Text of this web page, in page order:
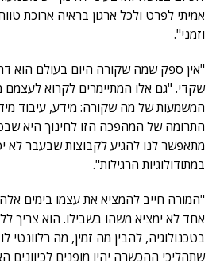
אמיתי לפרט ולכל ארגון בראיה ארוכת
וזמני".
"אין ספק שמה שקורה היום בעולם הוא
שקדי. "גם אלו המתיימרים לקרוא לעצמם
המשמעות של מה שקורה: מידע, עיבוד
התרומה של המהפכה הזו לחינוך היא
מתאפשר לנו להגיע לקבוצות שבעבר לא
במתודולוגיות הרגילות".
"המורה חייב להמציא את עצמו בימים
אחד לא ימציא משהו בשבילו. הוא צריך
בטכנולוגיה, להבין מה זמין, מה רלוונטי
שתהליכי ההכשרה יהיו מופנים לכיוונים